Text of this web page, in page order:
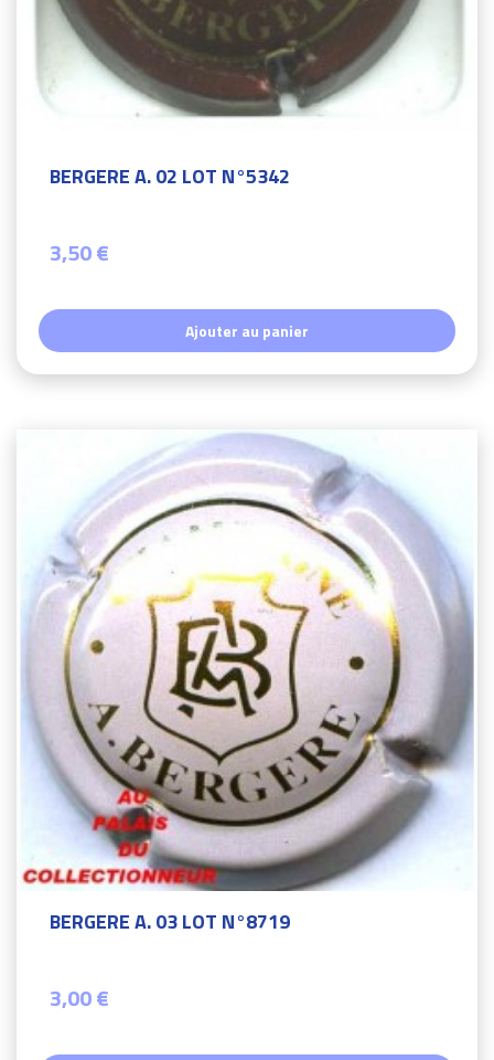
BERGERE A. 02 LOT N°5342
3,50 €
Ajouter au panier
BERGERE A. 03 LOT N°8719
3,00 €